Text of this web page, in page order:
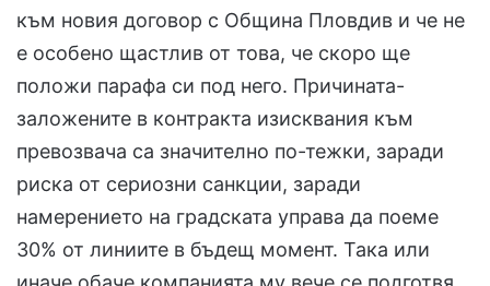
към новия договор с Община Пловдив и че не
е особено щастлив от това, че скоро ще
положи парафа си под него. Причината-
заложените в контракта изисквания към
превозвача са значително по-тежки, заради
риска от сериозни санкции, заради
намерението на градската управа да поеме
30% от линиите в бъдещ момент. Така или